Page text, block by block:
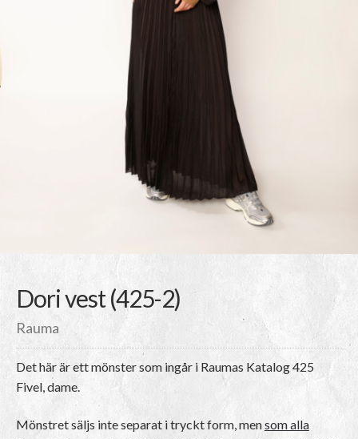
Dori vest (425-2)
Rauma
Det här är ett mönster som ingår i Raumas Katalog 425
Fivel, dame.
Mönstret säljs inte separat i tryckt form, mensom alla